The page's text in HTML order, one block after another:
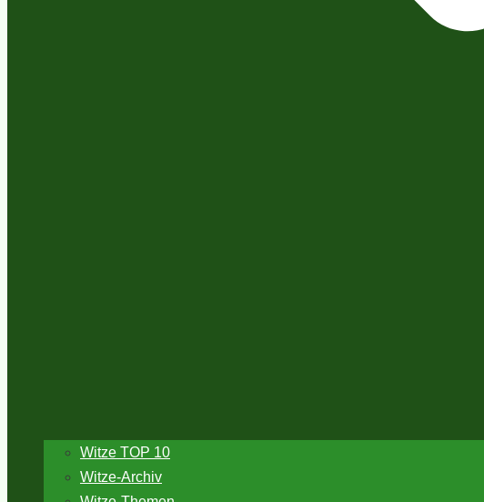
Witze TOP 10
Witze-Archiv